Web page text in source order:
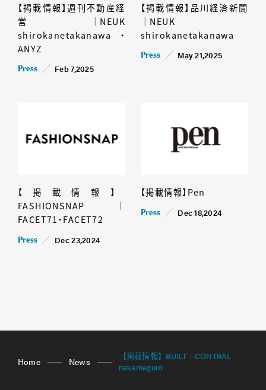
【掲載情報】週刊不動産経
営│NEUK
shirokanetakanawa・
ANYZ
Press Feb 7,2025
【掲載情報】品川経済新聞
│NEUK
shirokanetakanawa
Press May 21,2025
【掲載情報】
FASHIONSNAP｜
FACET71・FACET72
Press Dec 23,2024
【掲載情報】Pen
Press Dec 18,2024
Home News
【掲載情報】BUILT｜CONTRAL
nakameguro